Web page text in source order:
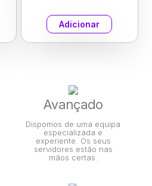
Adicionar
Avançado
Dispomos de uma equipa
especializada e
experiente. Os seus
servidores estão nas
mãos certas.